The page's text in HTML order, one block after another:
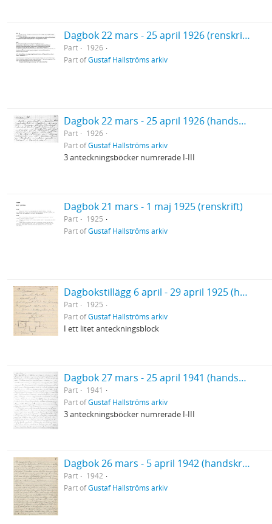
Dagbok 22 mars - 25 april 1926 (renskrift) (Vårresan)
Part
1926
Part ofGustaf Hallströms arkiv
Dagbok 22 mars - 25 april 1926 (handskrift) (Vårresan)
Part
1926
Part ofGustaf Hallströms arkiv
3 anteckningsböcker numrerade I-III
Dagbok 21 mars - 1 maj 1925 (renskrift)
Part
1925
Part ofGustaf Hallströms arkiv
Dagbokstillägg 6 april - 29 april 1925 (handskrift)
Part
1925
Part ofGustaf Hallströms arkiv
I ett litet anteckningsblock
Dagbok 27 mars - 25 april 1941 (handskrift)
Part
1941
Part ofGustaf Hallströms arkiv
3 anteckningsböcker numrerade I-III
Dagbok 26 mars - 5 april 1942 (handskrift)
Part
1942
Part ofGustaf Hallströms arkiv